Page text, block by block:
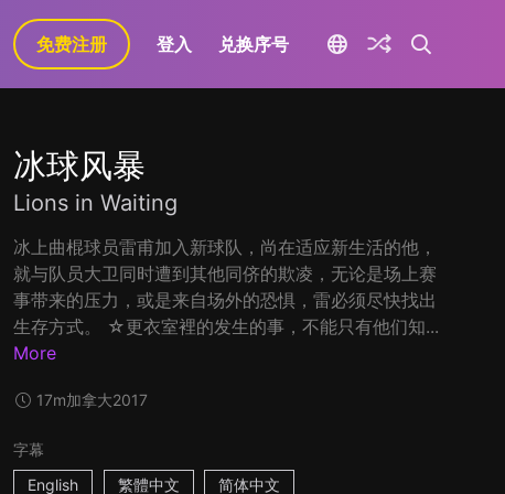
免费注册 登入 兑换序号
冰球风暴
Lions in Waiting
冰上曲棍球员雷甫加入新球队，尚在适应新生活的他，
就与队员大卫同时遭到其他同侪的欺凌，无论是场上赛
事带来的压力，或是来自场外的恐惧，雷必须尽快找出
生存方式。 ☆更衣室裡的发生的事，不能只有他们知...
More
17m加拿大2017
字幕
English
繁體中文 简体中文